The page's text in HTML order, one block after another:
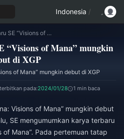
Indonesia /
Rumor: Game baru SE “Visions of Mana” mungkin debut di XGP
“Visions of Mana” mungkin
di XGP
of Mana” mungkin debut di XGP
pada:2024/01/28 1 min baca
Visions of Mana” mungkin debut
SE mengumumkan karya terbaru
of Mana”. Pada pertemuan tatap